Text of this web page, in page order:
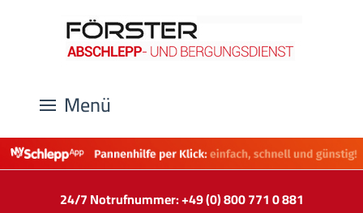
Menü
24/7 Notrufnummer: +49 (0) 800 771 0 881